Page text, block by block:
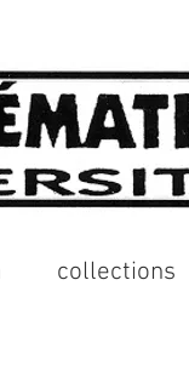
collections